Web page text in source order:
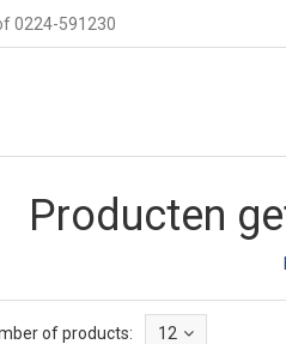
0224-591230
Producten
of products: 12